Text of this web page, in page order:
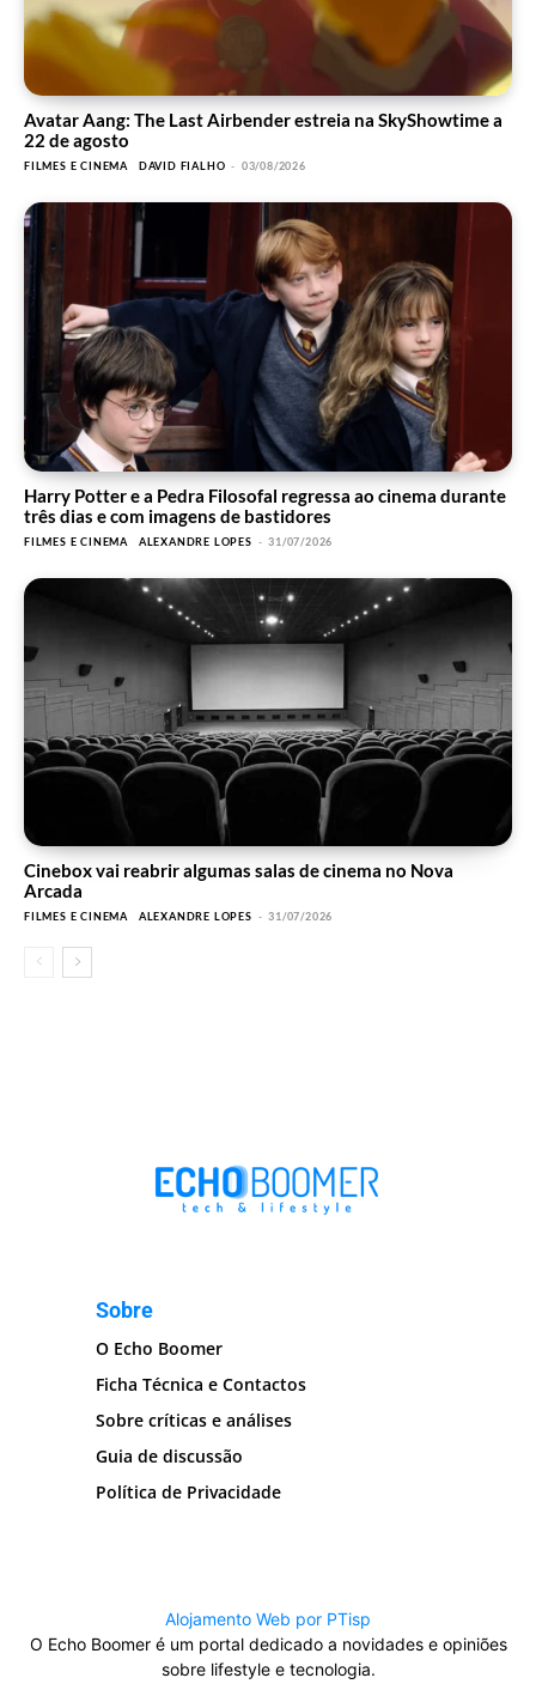
Avatar Aang: The Last Airbender estreia na SkyShowtime a
22 de agosto
FILMES E CINEMA DAVID FIALHO - 03/08/2026
Harry Potter e a Pedra Filosofal regressa ao cinema durante
três dias e com imagens de bastidores
FILMES E CINEMA ALEXANDRE LOPES - 31/07/2026
Cinebox vai reabrir algumas salas de cinema no Nova
Arcada
FILMES E CINEMA ALEXANDRE LOPES - 31/07/2026
Sobre
O Echo Boomer
Ficha Técnica e Contactos
Sobre críticas e análises
Guia de discussão
Política de Privacidade
Alojamento Web por PTisp
O Echo Boomer é um portal dedicado a novidades e opiniões
sobre lifestyle e tecnologia.